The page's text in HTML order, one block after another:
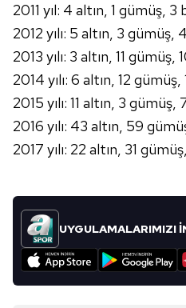
2011 yıl: 4 altın, 1 gümüş, 3
2012 yılı: 5 altın, 3 gümüş,
2013 yılı: 3 altın, 11 gümüş,
2014 yılı: 6 altın, 12 gümüş,
2015 yılı: 11 altın, 3 gümüş,
2016 yılı: 43 altın, 59
2017 yılı: 22 altın, 31
UYGULAMALARIMIZI